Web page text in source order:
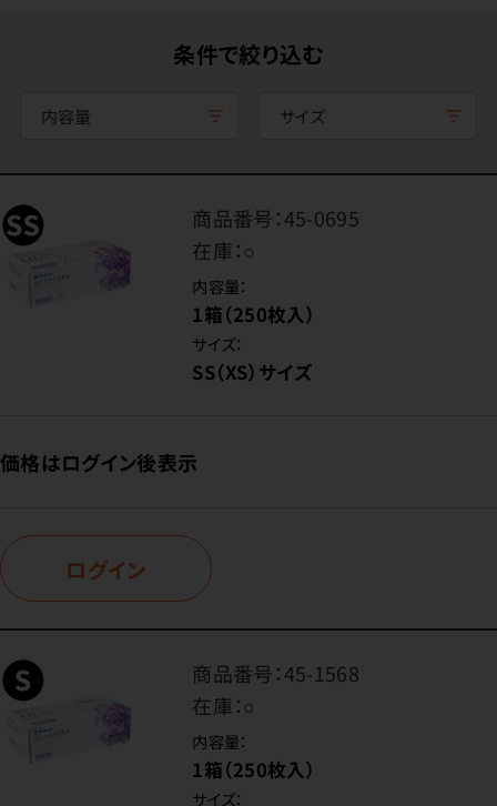
条件で絞り込む
内容量 サイズ
商品番号：45-0695
在庫：○
内容量：
1箱（250枚入）
サイズ：
SS（XS）サイズ
価格はログイン後表示
ログイン
商品番号：45-1568
在庫：○
内容量：
1箱（250枚入）
サイズ：